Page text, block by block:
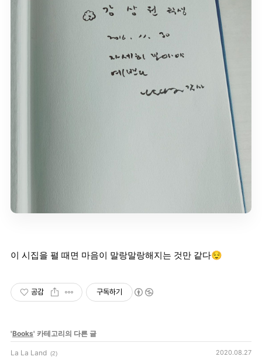
이 시집을 펼 때면 마음이 말랑말랑해지는 것만 같다😌
공감 구독하기
'Books' 카테고리의 다른 글
La La Land (2) 2020.08.27